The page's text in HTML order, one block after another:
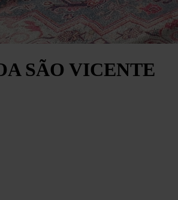
SÃO VICENTE